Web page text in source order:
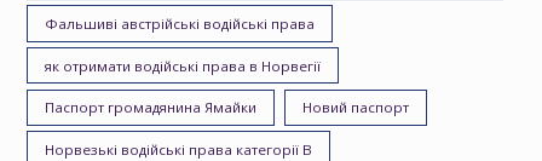
Фальшиві австрійські водійські права
як отримати водійські права в Норвегії
Паспорт громадянина Ямайки Новий паспорт
Норвезькі водійські права категорії B